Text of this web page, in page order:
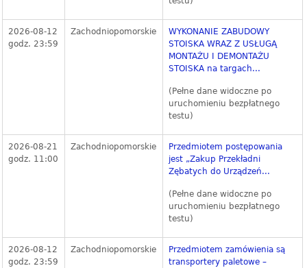
2026-08-12
godz. 23:59
Zachodniopomorskie
WYKONANIE ZABUDOWY
STOISKA WRAZ Z USŁUGĄ
MONTAŻU I DEMONTAŻU
STOISKA na targach...
(Pełne dane widoczne po
uruchomieniu bezpłatnego
testu)
2026-08-21
godz. 11:00
Zachodniopomorskie
Przedmiotem postępowania
jest „Zakup Przekładni
Zębatych do Urządzeń...
(Pełne dane widoczne po
uruchomieniu bezpłatnego
testu)
2026-08-12
godz. 23:59
Zachodniopomorskie
Przedmiotem zamówienia są
transportery paletowe –